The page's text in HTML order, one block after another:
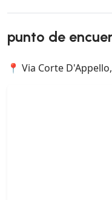
punto de
📍 Via Corte